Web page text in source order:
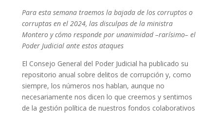
Para esta semana traemos la bajada de los corruptos o
corruptas en el 2024, las disculpas de la ministra
Montero y cómo responde por unanimidad –rarísimo– el
Poder Judicial ante estos ataques
El Consejo General del Poder Judicial ha publicado su
repositorio anual sobre delitos de corrupción y, como
siempre, los números nos hablan, aunque no
necesariamente nos dicen lo que creemos y sentimos
de la gestión política de nuestros fondos colaborativos